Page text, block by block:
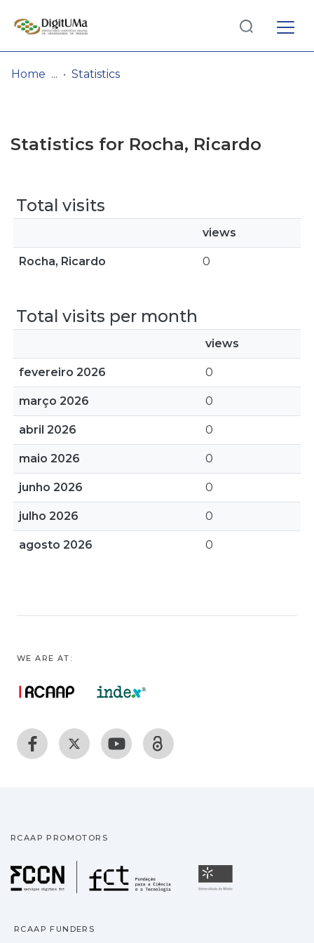
Browse repository
Log
In(current)
Home Statistics
Statistics for Rocha, Ricardo
Total visits
views
Rocha, Ricardo 0
Total visits per month
views
fevereiro 2026 0
março 2026 0
abril 2026 0
maio 2026 0
junho 2026 0
julho 2026 0
agosto 2026 0
WE ARE AT:
RCAAP PROMOTORS
Fundação para a
RCAAP FUNDERS